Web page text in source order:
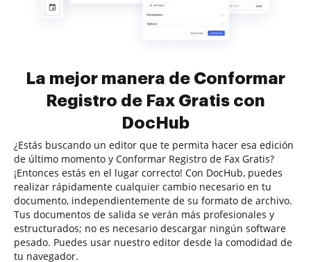
La mejor manera de Conformar
Registro de Fax Gratis con
DocHub
¿Estás buscando un editor que te permita hacer esa edición
de último momento y Conformar Registro de Fax Gratis?
¡Entonces estás en el lugar correcto! Con DocHub, puedes
realizar rápidamente cualquier cambio necesario en tu
documento, independientemente de su formato de archivo.
Tus documentos de salida se verán más profesionales y
estructurados; no es necesario descargar ningún software
pesado. Puedes usar nuestro editor desde la comodidad de
tu navegador.